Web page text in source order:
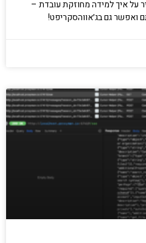
על איך למידה מחוזקת עובדת –
גם בג׳אווהסקריפט!